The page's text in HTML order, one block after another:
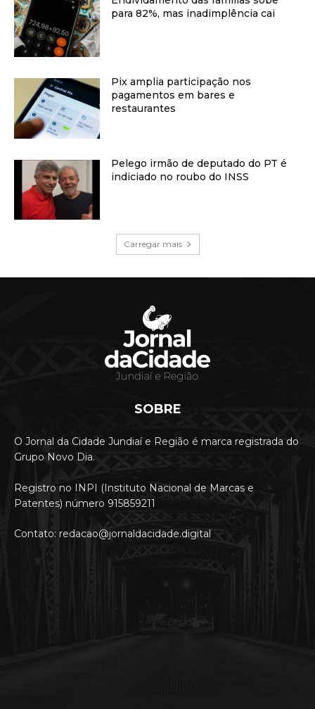
para 82%, mas inadimplência cai
Pix amplia participação nos
pagamentos em bares e
restaurantes
Pelego irmão de deputado do PT é
indiciado no roubo do INSS
Carregar mais
SOBRE
O Jornal da Cidade Jundiaí e Região é marca registrada do
Grupo Novo Dia.
Registro no INPI (Instituto Nacional de Marcas e
Patentes) número 915859211
Contato: redacao@jornaldacidade.digital